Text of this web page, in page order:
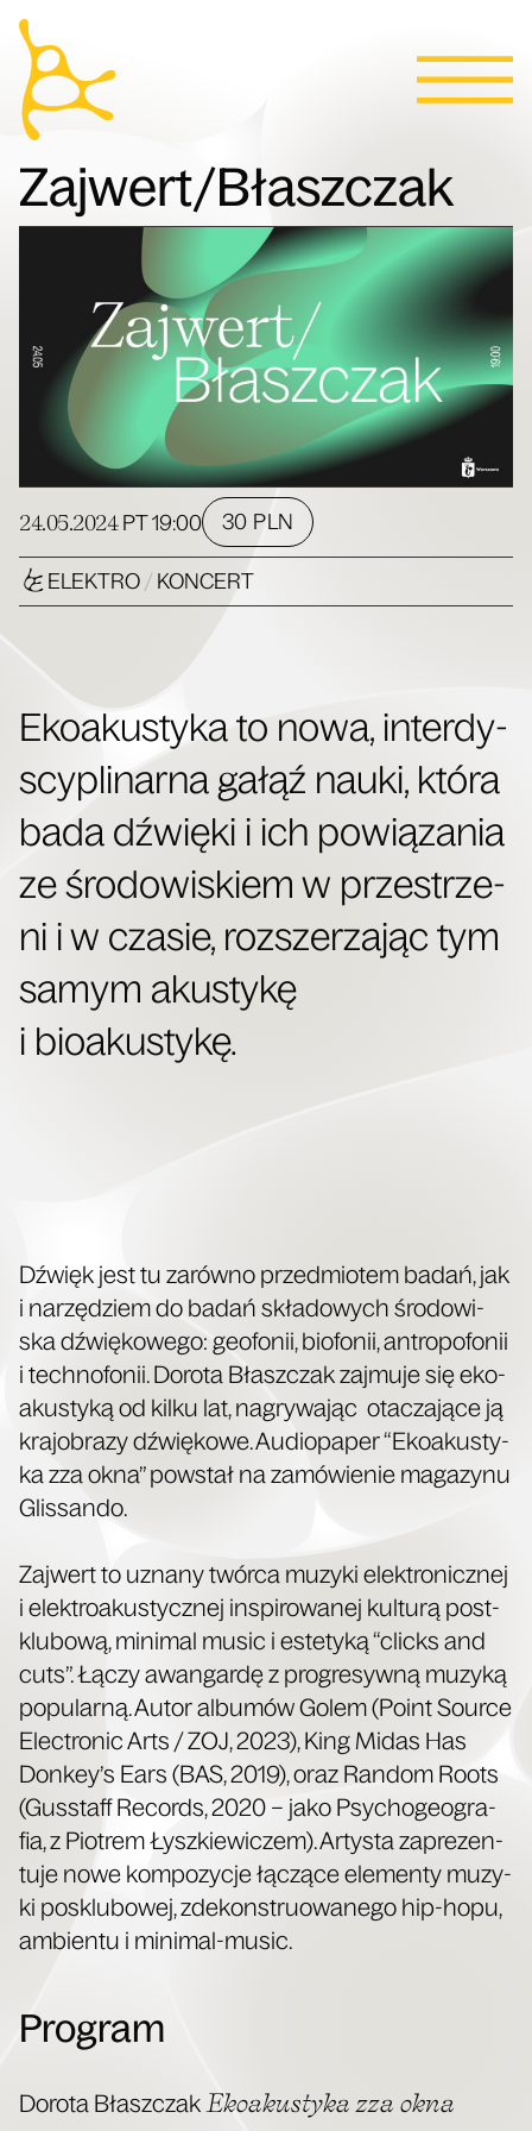
Aktualności
Programy
Ludzie
Willa
Bilety
Kontakt
Zajwert/Błaszczak
24.05.2024 PT 19:00 30 PLN
ELEKTRO / KONCERT
Eko­aku­sty­ka to nowa, inter­dy­
scy­pli­nar­na gałąź nauki, któ­ra
bada dźwię­ki i ich powią­za­nia
ze śro­do­wi­skiem w prze­strze­
ni i w cza­sie, roz­sze­rza­jąc tym
samym aku­sty­kę
i bioakustykę.
Dźwięk jest tu zarów­no przed­mio­tem badań, jak
i narzę­dziem do badań skła­do­wych śro­do­wi­
ska dźwię­ko­we­go: geo­fo­nii, bio­fo­nii, antro­po­fo­nii
i tech­no­fo­nii. Doro­ta Błasz­czak zaj­mu­je się eko­
aku­sty­ką od kil­ku lat, nagry­wa­jąc ota­cza­ją­ce ją
kra­jo­bra­zy dźwię­ko­we. Audio­pa­per “Eko­aku­sty­
ka zza okna” powstał na zamó­wie­nie maga­zy­nu
Glissando.
Zaj­wert to uzna­ny twór­ca muzy­ki elek­tro­nicz­nej
i elek­tro­aku­stycz­nej inspi­ro­wa­nej kul­tu­rą post­
klu­bo­wą, mini­mal music i este­ty­ką “clicks and
cuts”. Łączy awan­gar­dę z pro­gre­syw­ną muzy­ką
popu­lar­ną. Autor albu­mów Golem (Point Sour­ce
Elec­tro­nic Arts / ZOJ, 2023), King Midas Has
Don­key­’s Ears (BAS, 2019), oraz Ran­dom Roots
(Gus­staff Records, 2020 – jako Psy­cho­ge­ogra­
fia, z Pio­trem Łysz­kie­wi­czem). Arty­sta zapre­zen­
tu­je nowe kom­po­zy­cje łączą­ce ele­men­ty muzy­
ki posklu­bo­wej, zde­kon­stru­owa­ne­go hip-hopu,
ambien­tu i minimal-music.
Program
Doro­ta Błasz­czak Eko­aku­sty­ka zza okna